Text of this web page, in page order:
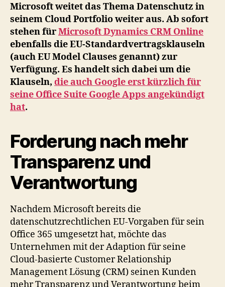
Datenschutz
in
der
Cloud
–
EU
und
Trustcenter
Microsoft
Dynamics
CRM
Microsoft weitet das Thema Datenschutz in
seinem Cloud Portfolio weiter aus. Ab sofort
stehen fürMicrosoft Dynamics CRM Online
ebenfalls die EU-Standardvertragsklauseln
(auch EU Model Clauses genannt) zur
Verfügung. Es handelt sich dabei um die
Klauseln, die auch Google erst kürzlich für
seine Office Suite Google Apps angekündigt
hat.
Forderung nach mehr
Transparenz und
Verantwortung
Nachdem Microsoft bereits die
datenschutzrechtlichen EU-Vorgaben für sein
Office 365 umgesetzt hat, möchte das
Unternehmen mit der Adaption für seine
Cloud-basierte Customer Relationship
Management Lösung (CRM) seinen Kunden
mehr Transparenz und Verantwortung beim